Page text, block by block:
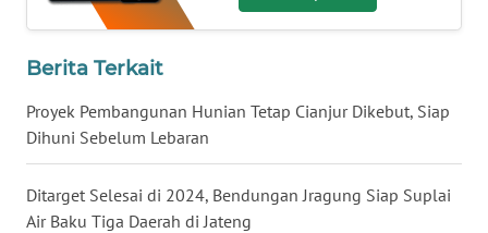
Berita Terkait
Proyek Pembangunan Hunian Tetap Cianjur Dikebut, Siap
Dihuni Sebelum Lebaran
Ditarget Selesai di 2024, Bendungan Jragung Siap Suplai
Air Baku Tiga Daerah di Jateng
WN
BARAT